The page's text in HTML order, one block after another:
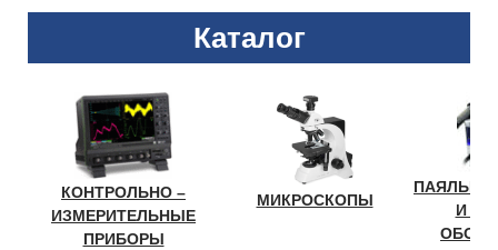
Каталог
КОНТРОЛЬНО –
ИЗМЕРИТЕЛЬНЫЕ
ПРИБОРЫ
МИКРОСКОПЫ
И